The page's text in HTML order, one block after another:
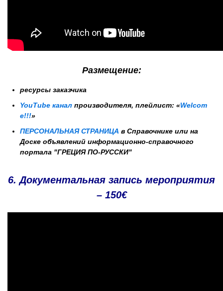
Размещение:
ресурсы заказчика
YouTube канал производителя, плейлист: «Welcom
e!!!»
ПЕРСОНАЛЬНАЯ СТРАНИЦА в Справочнике или на
Доске объявлений информационно-справочного
портала "ГРЕЦИЯ ПО-РУССКИ"
6. Документальная запись мероприятия
– 150€